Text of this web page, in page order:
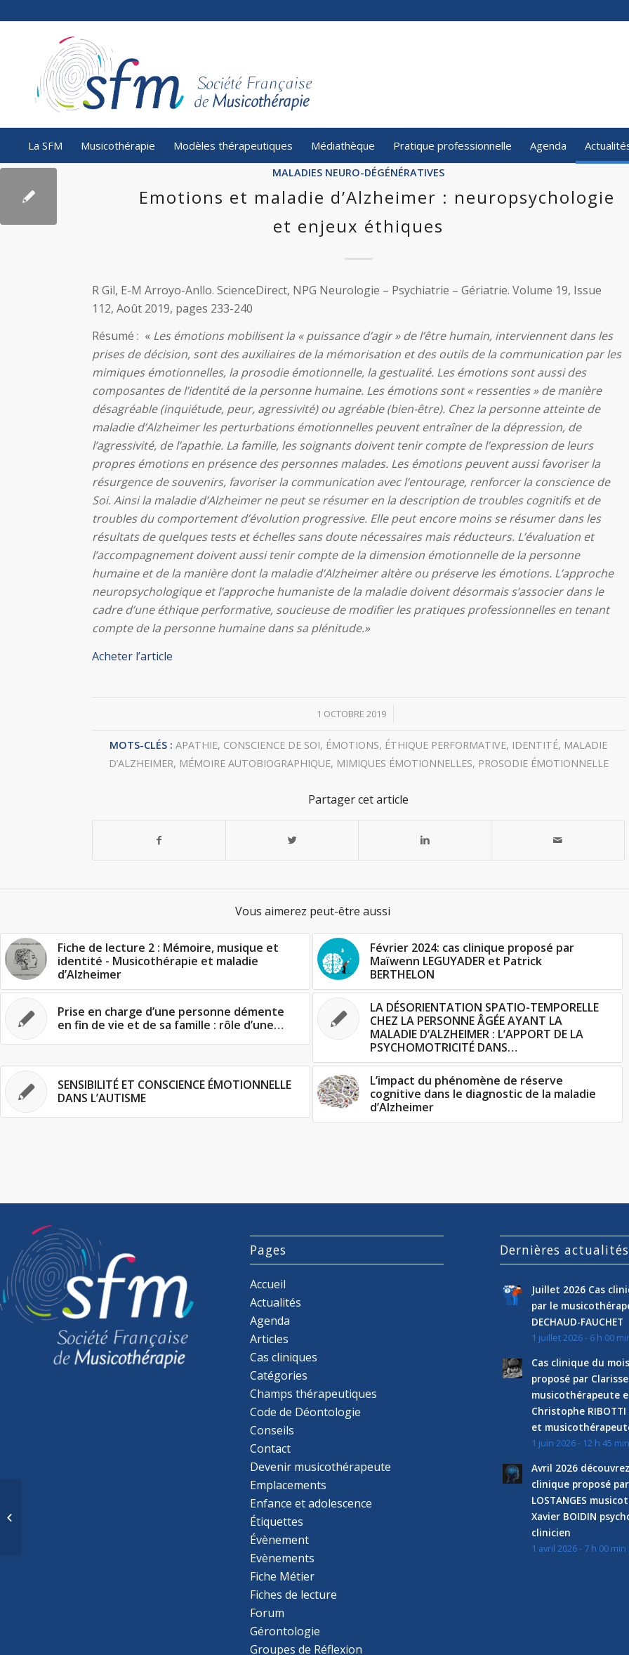
La SFM Musicothérapie Modèles thérapeutiques Médiathèque Pratique professionnelle Agenda
MALADIES NEURO-DÉGÉNÉRATIVES
Emotions et maladie d’Alzheimer : neuropsychologie
et enjeux éthiques
R Gil, E-M Arroyo-Anllo. ScienceDirect, NPG Neurologie – Psychiatrie – Gériatrie. Volume 19, Issue
112, Août 2019, pages 233-240
Résumé : « Les émotions mobilisent la « puissance d’agir » de l’être humain, interviennent dans les
prises de décision, sont des auxiliaires de la mémorisation et des outils de la communication par les
mimiques émotionnelles, la prosodie émotionnelle, la gestualité. Les émotions sont aussi des
composantes de l’identité de la personne humaine. Les émotions sont « ressenties » de manière
désagréable (inquiétude, peur, agressivité) ou agréable (bien-être). Chez la personne atteinte de
maladie d’Alzheimer les perturbations émotionnelles peuvent entraîner de la dépression, de
l’agressivité, de l’apathie. La famille, les soignants doivent tenir compte de l’expression de leurs
propres émotions en présence des personnes malades. Les émotions peuvent aussi favoriser la
résurgence de souvenirs, favoriser la communication avec l’entourage, renforcer la conscience de
Soi. Ainsi la maladie d’Alzheimer ne peut se résumer en la description de troubles cognitifs et de
troubles du comportement d’évolution progressive. Elle peut encore moins se résumer dans les
résultats de quelques tests et échelles sans doute nécessaires mais réducteurs. L’évaluation et
l’accompagnement doivent aussi tenir compte de la dimension émotionnelle de la personne
humaine et de la manière dont la maladie d’Alzheimer altère ou préserve les émotions. L’approche
neuropsychologique et l’approche humaniste de la maladie doivent désormais s’associer dans le
cadre d’une éthique performative, soucieuse de modifier les pratiques professionnelles en tenant
compte de la personne humaine dans sa plénitude.»
Acheter l’article
1 OCTOBRE 2019
/
MOTS-CLÉS : APATHIE, CONSCIENCE DE SOI, ÉMOTIONS, ÉTHIQUE PERFORMATIVE, IDENTITÉ, MALADIE
D’ALZHEIMER, MÉMOIRE AUTOBIOGRAPHIQUE, MIMIQUES ÉMOTIONNELLES, PROSODIE ÉMOTIONNELLE
Partager cet article
Vous aimerez peut-être aussi
Fiche de lecture 2 : Mémoire, musique et
identité - Musicothérapie et maladie
d’Alzheimer
Février 2024: cas clinique proposé par
Maïwenn LEGUYADER et Patrick
BERTHELON
Prise en charge d’une personne démente
en fin de vie et de sa famille : rôle d’une…
LA DÉSORIENTATION SPATIO-TEMPORELLE
CHEZ LA PERSONNE ÂGÉE AYANT LA
MALADIE D’ALZHEIMER : L’APPORT DE LA
PSYCHOMOTRICITÉ DANS…
SENSIBILITÉ ET CONSCIENCE ÉMOTIONNELLE
DANS L’AUTISME
L’impact du phénomène de réserve
cognitive dans le diagnostic de la maladie
d’Alzheimer
Pages
Accueil
Actualités
Agenda
Articles
Cas cliniques
Catégories
Champs thérapeutiques
Code de Déontologie
Conseils
Contact
Devenir musicothérapeute
Emplacements
Enfance et adolescence
Étiquettes
Évènement
Evènements
Fiche Métier
Fiches de lecture
Forum
Gérontologie
Groupes de Réflexion
Dernières actualités
Juillet 2026 Cas
par le
DECHAUD-FAUCHET
1 juillet 2026 - 6 h 00
Cas clinique du
proposé par Clarisse
musicothérapeute
Christophe
et
1 juin 2026 - 12 h 45 min
Avril 2026
clinique proposé
LOSTANGES
Xavier BOIDIN
clinicien
1 avril 2026 - 7 h 00 min